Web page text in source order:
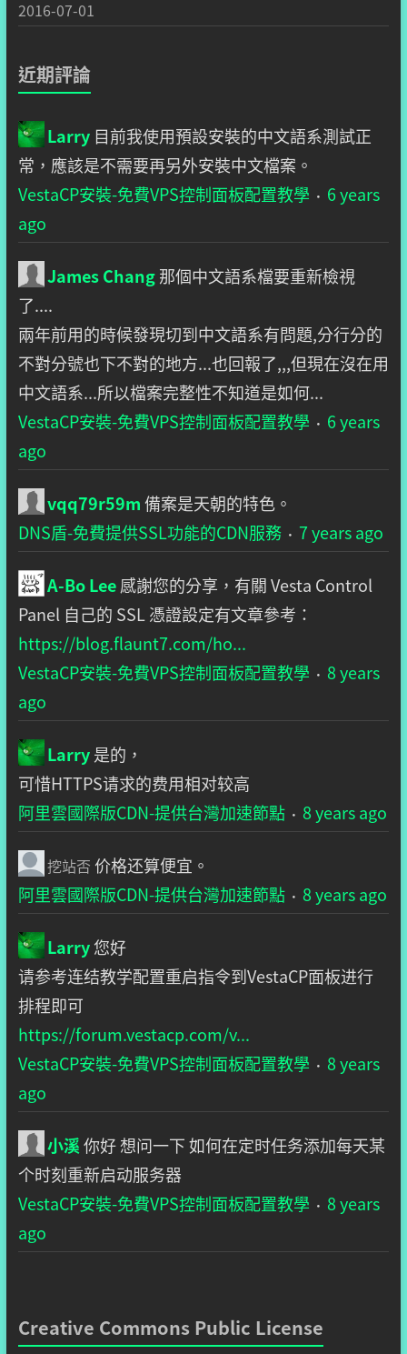
2016-07-01
近期評論
Larry 目前我使用預設安裝的中文語系測試正
常，應該是不需要再另外安裝中文檔案。
VestaCP安裝-免費VPS控制面板配置教學 · 6 years
ago
James Chang 那個中文語系檔要重新檢視
了....
兩年前用的時候發現切到中文語系有問題,分行分的
不對分號也下不對的地方...也回報了,,,但現在沒在用
中文語系...所以檔案完整性不知道是如何...
VestaCP安裝-免費VPS控制面板配置教學 · 6 years
ago
vqq79r59m備案是天朝的特色。
DNS盾-免費提供SSL功能的CDN服務· 7 years ago
A-Bo Lee 感謝您的分享，有關 Vesta Control
Panel 自己的 SSL 憑證設定有文章參考：
https://blog.flaunt7.com/ho...
VestaCP安裝-免費VPS控制面板配置教學 · 8 years
ago
Larry 是的，
可惜HTTPS请求的费用相对较高
阿里雲國際版CDN-提供台灣加速節點· 8 years ago
挖站否 价格还算便宜。
阿里雲國際版CDN-提供台灣加速節點· 8 years ago
Larry您好
请参考连结教学配置重启指令到VestaCP面板进行
排程即可
https://forum.vestacp.com/v...
VestaCP安裝-免費VPS控制面板配置教學 · 8 years
ago
小溪你好 想问一下 如何在定时任务添加每天某
个时刻重新启动服务器
VestaCP安裝-免費VPS控制面板配置教學 · 8 years
ago
Creative Commons Public License